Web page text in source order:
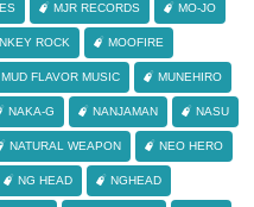
MJR RECORDS MO-JO
ROCK MOOFIRE
MUD FLAVOR MUSIC MUNEHIRO
NAKA-G NANJAMAN NASU
NATURAL WEAPON NEO HERO
NG HEAD NGHEAD